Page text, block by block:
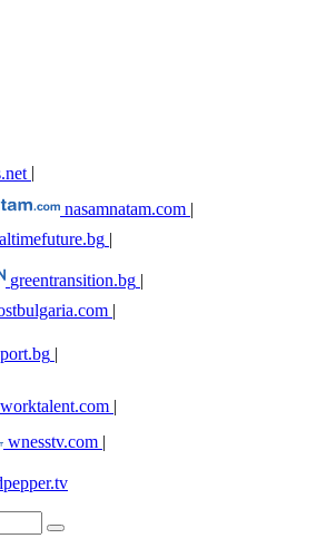
nasamnatam.com |
|
greentransition.bg |
|
worktalent.com |
wnesstv.com |